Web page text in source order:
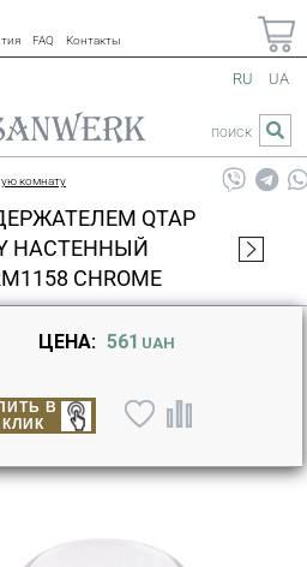
FAQ Контакты
RU UA
ПОИСК
комнату
QTAP
НАСТЕННЫЙ
CHROME
ЦЕНА: 561 UAH
В
КЛИК